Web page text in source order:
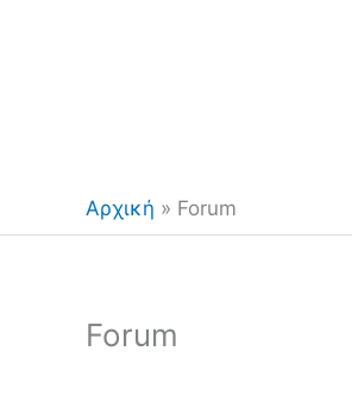
Αρχική » Forum
Forum